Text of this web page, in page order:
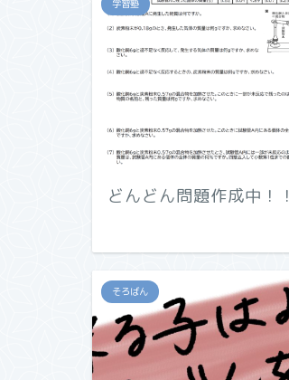
学習塾
どんどん問題作成中！！
そろばん